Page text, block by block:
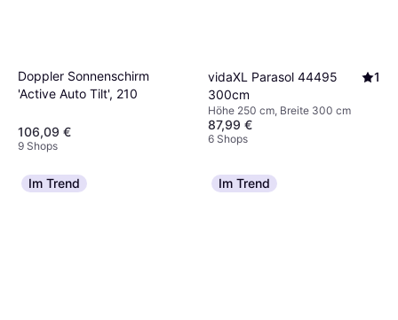
Doppler Sonnenschirm
'Active Auto Tilt', 210
106,09 €
9 Shops
vidaXL Parasol 44495
300cm
1
Höhe 250 cm, Breite 300 cm
87,99 €
6 Shops
Im Trend Im Trend